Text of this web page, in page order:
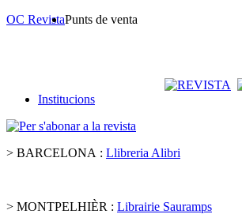
OC RevistaPunts de venta
Institucions
> BARCELONA : Llibreria Alibri
> MONTPELHIÈR : Librairie Sauramps